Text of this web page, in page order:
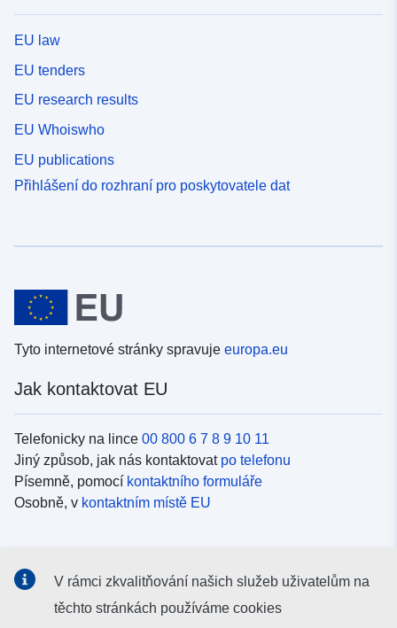
EU law
EU tenders
EU research results
EU Whoiswho
EU publications
Přihlášení do rozhraní pro poskytovatele dat
Tyto internetové stránky spravuje europa.eu
Jak kontaktovat EU
Telefonicky na lince 00 800 6 7 8 9 10 11
Jiný způsob, jak nás kontaktovat po telefonu
Písemně, pomocí kontaktního formuláře
Osobně, v kontaktním místě EU
Vyhledávání informačních kanálů EU vsociálních médiích
V rámci zkvalitňování našich služeb uživatelům na
těchto stránkách používáme cookies